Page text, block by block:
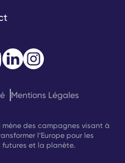
mène des campagnes visant à
l’Europe pour les
futures et la planète.
Mentions Légales